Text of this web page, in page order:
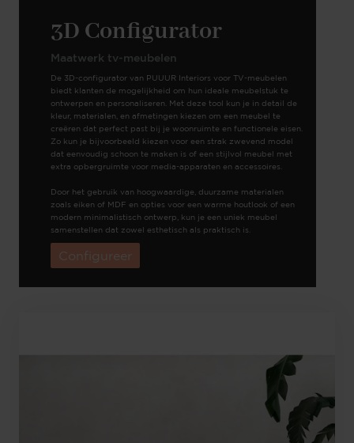
3D Configurator
Maatwerk tv-meubelen
De 3D-configurator van PUUUR Interiors voor TV-meubelen
biedt klanten de mogelijkheid om hun ideale meubelstuk te
ontwerpen en personaliseren. Met deze tool kun je in detail de
kleur, materialen, en afmetingen kiezen om een meubel te
creëren dat perfect past bij je woonruimte en functionele eisen.
Zo kun je bijvoorbeeld kiezen voor een strak zwevend model
dat eenvoudig schoon te maken is of een stijlvol meubel met
extra opbergruimte voor media-apparaten en accessoires.
Door het gebruik van hoogwaardige, duurzame materialen
zoals eiken of MDF en opties voor een warme houtlook of een
modern minimalistisch ontwerp, kun je een uniek meubel
samenstellen dat zowel esthetisch als praktisch is.
Configureer